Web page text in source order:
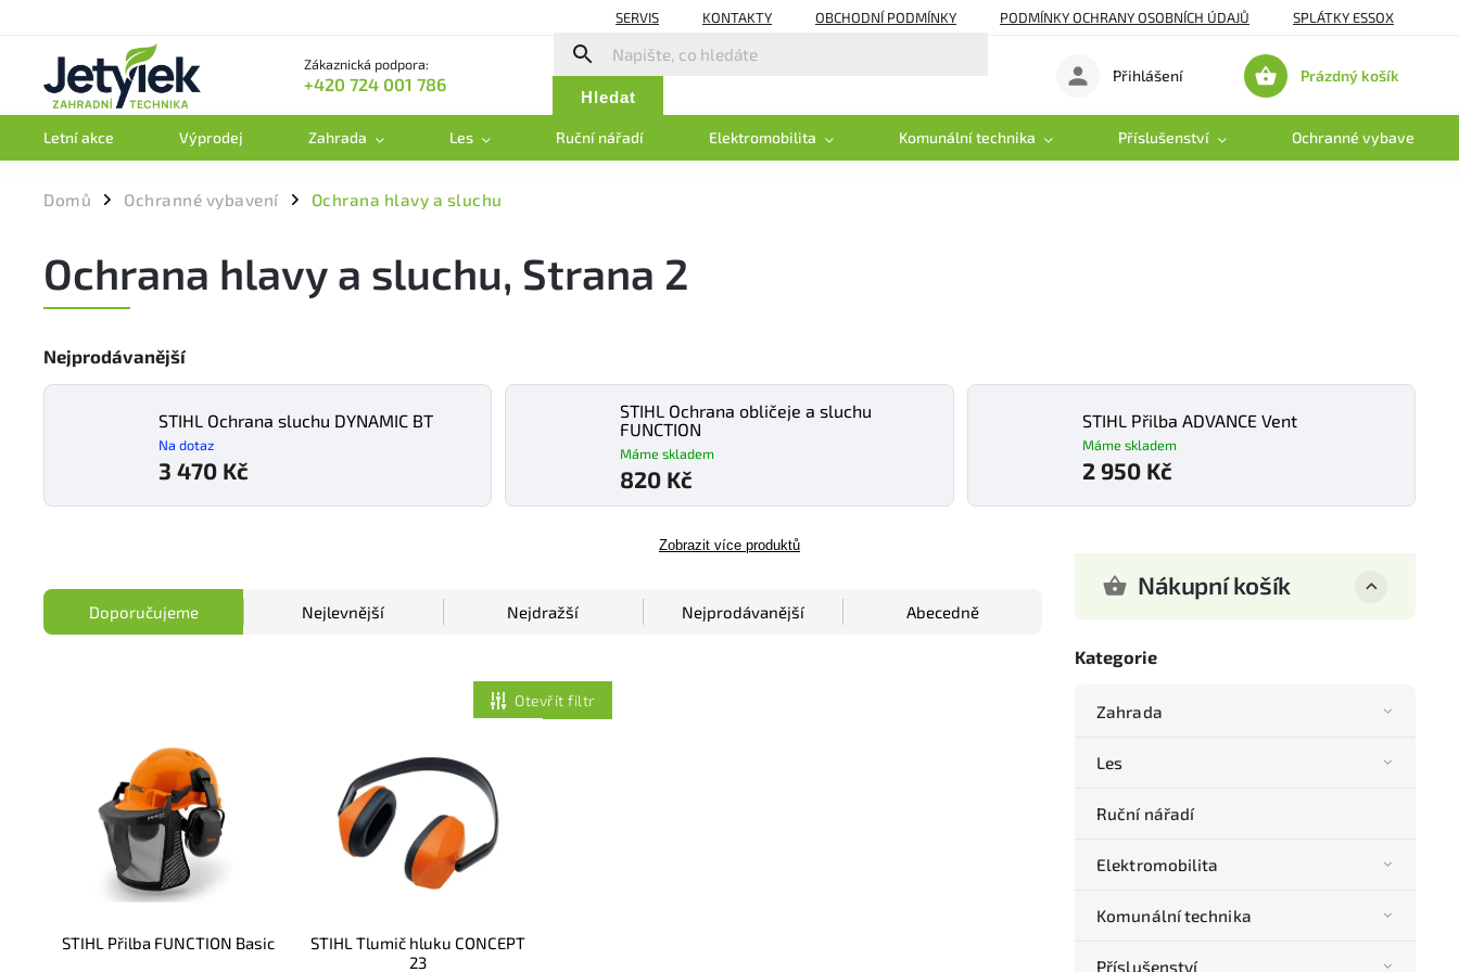
SERVIS KONTAKTY OBCHODNÍ PODMÍNKY PODMÍNKY OCHRANY OSOBNÍCH ÚDAJŮ SPLÁTKY ESSOX
Zákaznická podpora:
+420 724 001 786
Hledat
Nákupní
Prázdný košík
Přihlášení
Letní akce Výprodej Zahrada Les Ruční nářadí Elektromobilita Komunální technika Příslušenství Ochranné vybavení
Domů / Ochranné vybavení / Ochrana hlavy a sluchu
Ochrana hlavy a sluchu, Strana 2
Nejprodávanější
STIHL Ochrana sluchu DYNAMIC BT
Na dotaz
3 470 Kč
STIHL Ochrana obličeje a sluchu
FUNCTION
Máme skladem
820 Kč
STIHL Přilba ADVANCE Vent
Máme skladem
2 950 Kč
Zobrazit více produktů
Nákupní košík
Kategorie
Zahrada
Les
Ruční nářadí
Elektromobilita
Komunální technika
Příslušenství
Doporučujeme Nejlevnější Nejdražší Nejprodávanější Abecedně
Otevřít filtr
STIHL Přilba FUNCTION Basic
STIHL Tlumič hluku CONCEPT
23